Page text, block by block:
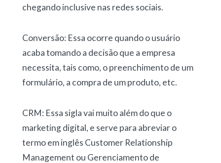
chegando inclusive nas redes sociais.
Conversão: Essa ocorre quando o usuário
acaba tomando a decisão que a empresa
necessita, tais como, o preenchimento de um
formulário, a compra de um produto, etc.
CRM: Essa sigla vai muito além do que o
marketing digital, e serve para abreviar o
termo em inglês Customer Relationship
Management ou Gerenciamento de